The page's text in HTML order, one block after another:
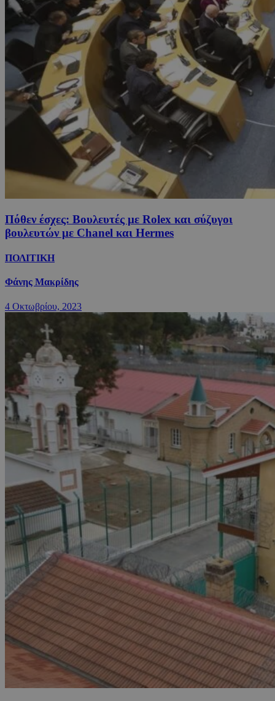
Πόθεν έσχες: Βουλευτές με Rolex και σύζυγοι
βουλευτών με Chanel και Hermes
ΠΟΛΙΤΙΚΗ
Φάνης Μακρίδης
4 Οκτωβρίου, 2023